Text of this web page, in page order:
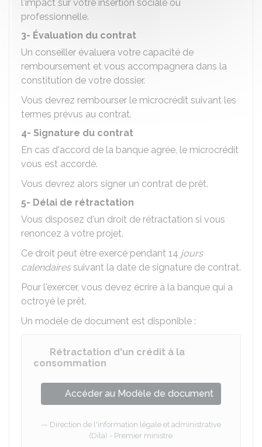
l'impact sur votre insertion sociale ou
professionnelle.
3- Évaluation du contrat
Un conseiller évaluera votre capacité de
remboursement et vous accompagnera dans la
constitution de votre dossier.
Vous devrez rembourser le microcrédit suivant les
termes prévus au contrat.
4- Signature du contrat
En cas d'accord de la banque agrée, le microcrédit
vous est accordé.
Vous devrez alors signer un contrat de prêt.
5- Délai de rétractation
Vous disposez d'un droit de rétractation si vous
renoncez à votre projet.
Ce droit peut être exercé pendant 14 jours
calendairessuivant la date de signature de contrat.
Pour l'exercer, vous devez écrire à la banque qui a
octroyé le prêt.
Un modèle de document est disponible :
Rétractation d'un crédit à la
consommation
Accéder au Modèle de document
Direction de l'information légale et administrative
(Dila) - Premier ministre